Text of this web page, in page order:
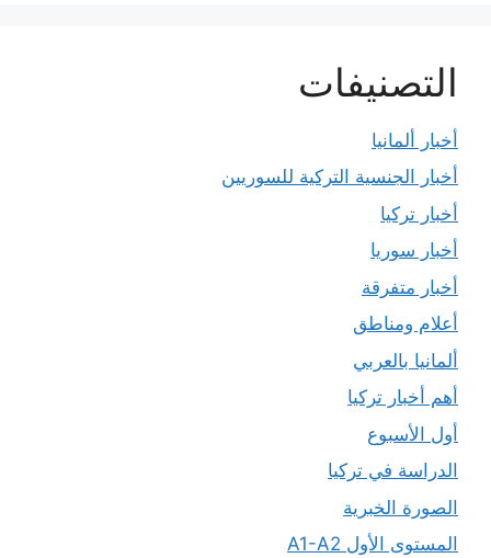
التصنيفات
أخبار ألمانيا
أخبار الجنسية التركية للسوريين
أخبار تركيا
أخبار سوريا
أخبار متفرقة
أعلام ومناطق
ألمانيا بالعربي
أهم أخبار تركيا
أول الأسبوع
الدراسة في تركيا
الصورة الخبرية
المستوى الأول A1-A2